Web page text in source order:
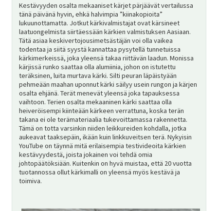
Kestävyyden osalta mekaaniset kärjet pärjäävät vertailussa
tänä päivänä hyvin, ehkä halvimpia ”kiinakopioita”
lukuunottamatta. Jotkut kärkivalmistajat ovat kärsineet
laatuongelmista siirtäessään kärkien valmistuksen Aasiaan.
Tätä asiaa keskivertojousimetsästäjän voi olla vaikea
todentaa ja siitä syystä kannattaa pysytellä tunnetuissa
kärkimerkeissä, joka yleensä takaa riittävän laadun. Monissa
kärjissä runko saattaa olla alumiinia, johon on istutettu
teräksinen, luita murtava kärki. Silti peuran läpäistyään
pehmeään maahan uponnut kärki säilyy usein rungon ja kärjen
osalta ehjänä. Terät menevät yleensä joka tapauksessa
vaihtoon. Terien osalta mekaaninen kärki saattaa olla
heiveröisempi kiinteään kärkeen verrattuna, koska terän
takana ei ole terämateriaalia tukevoittamassa rakennetta.
Tämä on totta varsinkin niiden leikkureiden kohdalla, jotka
aukeavat taaksepäin, ikään kuin linkkuveitsen terä. Nykyisin
YouTube on täynnä mitä erilaisempia testivideoita kärkien
kestävyydestä, joista jokainen voi tehdä omia
johtopäätöksiään. Kuitenkin on hyvä muistaa, että 20 vuotta
tuotannossa ollut kärkimalli on yleensä myös kestävä ja
toimiva.